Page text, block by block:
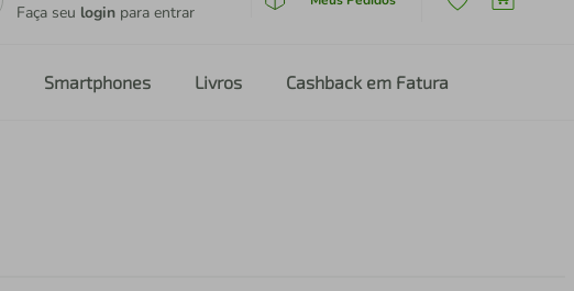
Faça seu login para entrar
Smartphones Livros Cashback em Fatura